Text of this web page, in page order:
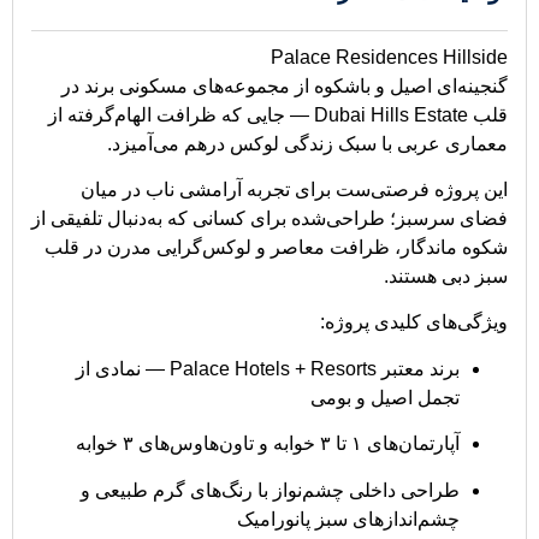
Palace Residences Hillside
گنجینه‌ای اصیل و باشکوه از مجموعه‌های مسکونی برند در
قلب Dubai Hills Estate — جایی که ظرافت الهام‌گرفته از
معماری عربی با سبک زندگی لوکس درهم می‌آمیزد.
این پروژه فرصتی‌ست برای تجربه‌ آرامشی ناب در میان
فضای سرسبز؛ طراحی‌شده برای کسانی که به‌دنبال تلفیقی از
شکوه ماندگار، ظرافت معاصر و لوکس‌گرایی مدرن در قلب
سبز دبی هستند.
ویژگی‌های کلیدی پروژه:
برند معتبر Palace Hotels + Resorts — نمادی از
تجمل اصیل و بومی
آپارتمان‌های ۱ تا ۳ خوابه و تاون‌هاوس‌های ۳ خوابه
طراحی داخلی چشم‌نواز با رنگ‌های گرم طبیعی و
چشم‌اندازهای سبز پانورامیک